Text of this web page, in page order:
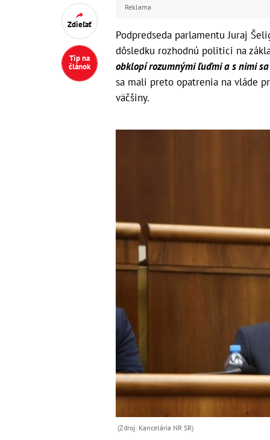
Zdieľať
Tip na
článok
Reklama
Podpredseda parlamentu Juraj
dôsledku rozhodnú politici na
obklopí rozumnými ľuďmi a s nimi
sa mali preto opatrenia na vláde
väčšiny.
(Zdroj: Kancelária NR SR)